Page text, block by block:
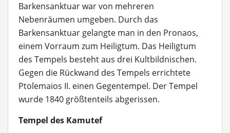
Barkensanktuar war von mehreren
Nebenräumen umgeben. Durch das
Barkensanktuar gelangte man in den Pronaos,
einem Vorraum zum Heiligtum. Das Heiligtum
des Tempels besteht aus drei Kultbildnischen.
Gegen die Rückwand des Tempels errichtete
Ptolemaios II. einen Gegentempel. Der Tempel
wurde 1840 größtenteils abgerissen.
Tempel des Kamutef